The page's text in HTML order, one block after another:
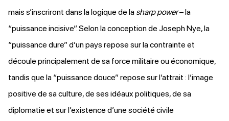
mais s’inscriront dans la logique de la sharp power– la
“puissance incisive”.Selon la conceptionde Joseph Nye, la
“puissance dure” d’un pays repose sur la contrainte et
découle principalement de sa force militaire ou économique,
tandis que la “puissance douce” repose sur l’attrait : l’image
positive de sa culture, de ses idéaux politiques, de sa
diplomatie et sur l’existence d’une société civile